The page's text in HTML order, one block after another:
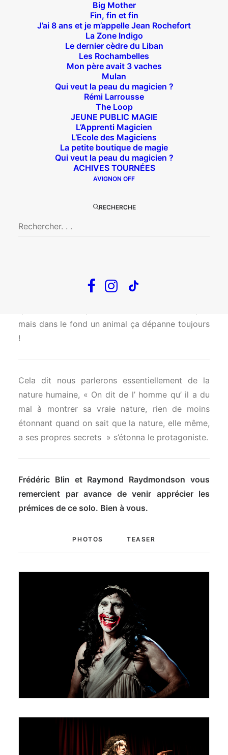
Big Mother
Fin, fin et fin
J’ai 8 ans et je m’appelle Jean Rochefort
La Zone Indigo
Le dernier cèdre du Liban
Les Rochambelles
Mon père avait 3 vaches
Mulan
Qui veut la peau du magicien ?
Rémi Larrousse
The Loop
JEUNE PUBLIC MAGIE
L’Apprenti Magicien
L’Ecole des Magiciens
La petite boutique de magie
Qui veut la peau du magicien ?
ACHIVES TOURNÉES
AVIGNON OFF
RECHERCHE
Une pièce de et avecFred Blin
Avec l’aide de Raymond Raymondson
Une production ELIOTT
Contact Tournée : Jérome
jerome@arsenic-et-champagne.com
Nous pouvons dès à présent dire qu’il y aura des
notions de dressage. Des animaux morts,
vivants, drogués, heureux, là n’est pas la
mais dans le fond un animal ça dépanne toujours
!
Cela dit nous parlerons essentiellement de la
nature humaine, « On dit de l’ homme qu’ il a du
mal à montrer sa vraie nature, rien de moins
étonnant quand on sait que la nature, elle même,
a ses propres secrets » s’étonna le protagoniste.
Frédéric Blin et Raymond Raydmondson vous
remercient par avance de venir apprécier les
prémices de ce solo. Bien à vous.
PHOTOS TEASER